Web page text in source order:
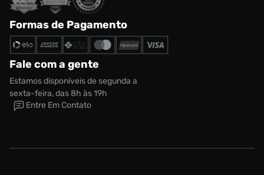
Formas de Pagamento
Fale com a gente
Estamos disponíveis de segunda a
sexta-feira, das 8h às 19h
Entre Em Contato